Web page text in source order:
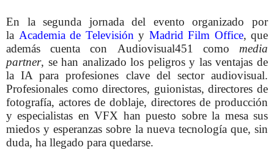
En la segunda jornada del evento organizado por
la Academia de Televisión y Madrid Film Office, que
además cuenta con Audiovisual451 como media
partner, se han analizado los peligros y las ventajas de
la IA para profesiones clave del sector audiovisual.
Profesionales como directores, guionistas, directores de
fotografía, actores de doblaje, directores de producción
y especialistas en VFX han puesto sobre la mesa sus
miedos y esperanzas sobre la nueva tecnología que, sin
duda, ha llegado para quedarse.